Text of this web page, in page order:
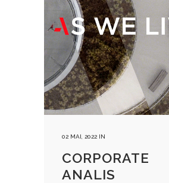
02 MAI, 2022 IN
CORPORATE
ANALIS